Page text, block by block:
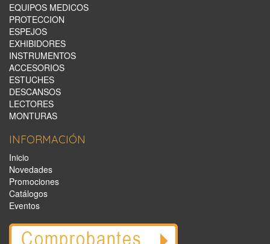
EQUIPOS MEDICOS
PROTECCION
ESPEJOS
EXHIBIDORES
INSTRUMENTOS
ACCESORIOS
ESTUCHES
DESCANSOS
LECTORES
MONTURAS
INFORMACIÓN
Inicio
Novedades
Promociones
Catálogos
Eventos